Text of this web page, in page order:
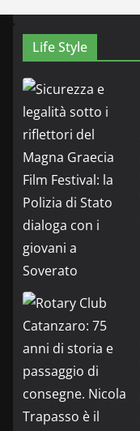
Life Style